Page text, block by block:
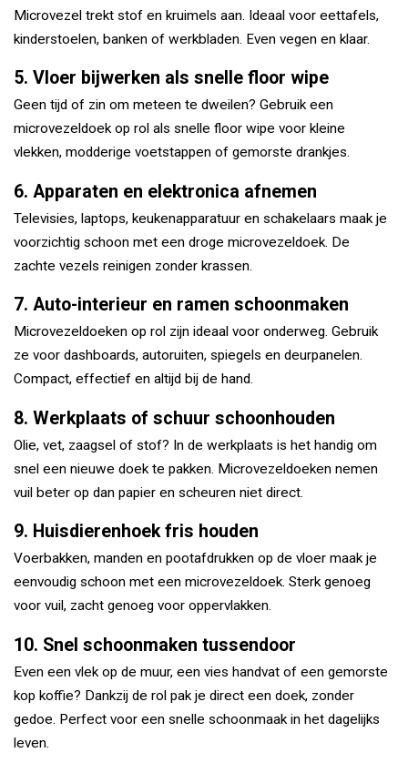
Microvezel trekt stof en kruimels aan. Ideaal voor eettafels,
kinderstoelen, banken of werkbladen. Even vegen en klaar.
5. Vloer bijwerken als snelle floor wipe
Geen tijd of zin om meteen te dweilen? Gebruik een
microvezeldoek op rol als snelle floor wipe voor kleine
vlekken, modderige voetstappen of gemorste drankjes.
6. Apparaten en elektronica afnemen
Televisies, laptops, keukenapparatuur en schakelaars maak je
voorzichtig schoon met een droge microvezeldoek. De
zachte vezels reinigen zonder krassen.
7. Auto-interieur en ramen schoonmaken
Microvezeldoeken op rol zijn ideaal voor onderweg. Gebruik
ze voor dashboards, autoruiten, spiegels en deurpanelen.
Compact, effectief en altijd bij de hand.
8. Werkplaats of schuur schoonhouden
Olie, vet, zaagsel of stof? In de werkplaats is het handig om
snel een nieuwe doek te pakken. Microvezeldoeken nemen
vuil beter op dan papier en scheuren niet direct.
9. Huisdierenhoek fris houden
Voerbakken, manden en pootafdrukken op de vloer maak je
eenvoudig schoon met een microvezeldoek. Sterk genoeg
voor vuil, zacht genoeg voor oppervlakken.
10. Snel schoonmaken tussendoor
Even een vlek op de muur, een vies handvat of een gemorste
kop koffie? Dankzij de rol pak je direct een doek, zonder
gedoe. Perfect voor een snelle schoonmaak in het dagelijks
leven.